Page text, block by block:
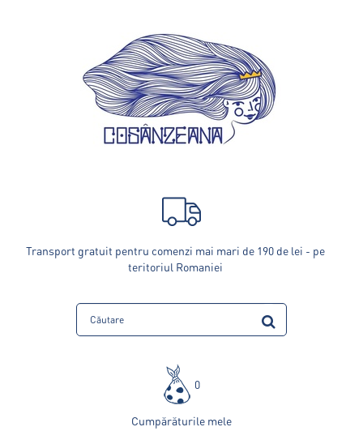
Transport gratuit pentru comenzi mai mari de 190 de lei - pe
teritoriul Romaniei
0
Cumpărăturile mele